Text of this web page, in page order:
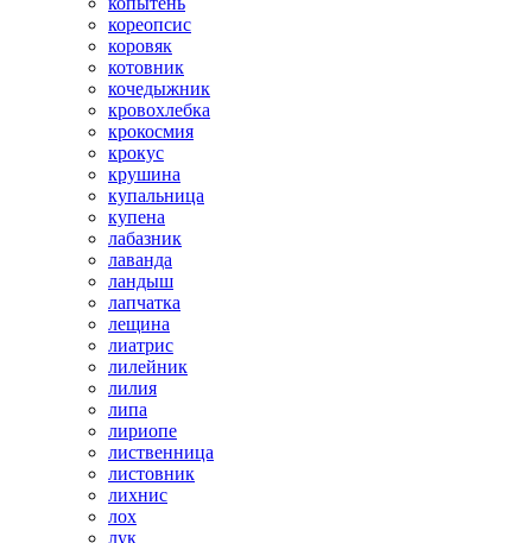
кореопсис
коровяк
котовник
кочедыжник
кровохлебка
крокосмия
крокус
крушина
купальница
купена
лабазник
лаванда
ландыш
лапчатка
лещина
лиатрис
лилейник
лилия
липа
лириопе
лиственница
листовник
лихнис
лох
лук